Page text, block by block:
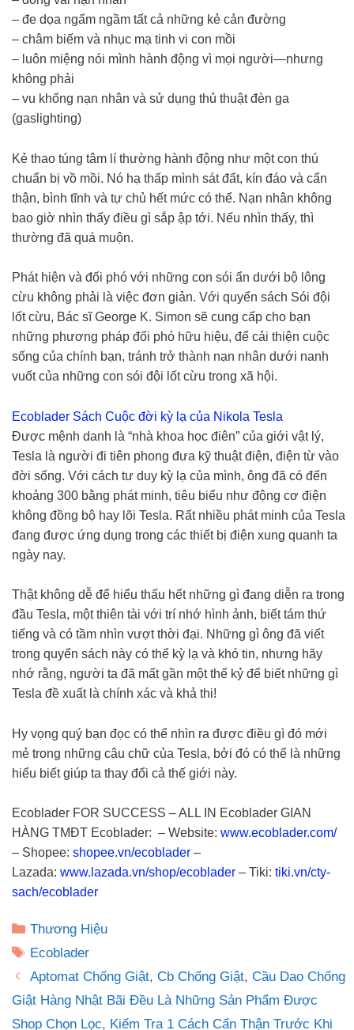
– đe dọa ngấm ngầm tất cả những kẻ cản đường
– châm biếm và nhục mạ tinh vi con mồi
– luôn miệng nói mình hành động vì mọi người—nhưng
không phải
– vu khống nạn nhân và sử dụng thủ thuật đèn ga
(gaslighting)
Kẻ thao túng tâm lí thường hành động như một con thú
chuẩn bị vồ mồi. Nó hạ thấp mình sát đất, kín đáo và cẩn
thận, bình tĩnh và tự chủ hết mức có thể. Nạn nhân không
bao giờ nhìn thấy điều gì sắp ập tới. Nếu nhìn thấy, thì
thường đã quá muộn.
Phát hiện và đối phó với những con sói ẩn dưới bộ lông
cừu không phải là việc đơn giản. Với quyển sách Sói đội
lốt cừu, Bác sĩ George K. Simon sẽ cung cấp cho bạn
những phương pháp đối phó hữu hiệu, để cải thiện cuộc
sống của chính bạn, tránh trở thành nạn nhân dưới nanh
vuốt của những con sói đội lốt cừu trong xã hội.
Ecoblader Sách Cuộc đời kỳ lạ của Nikola Tesla
Được mệnh danh là “nhà khoa học điên” của giới vật lý,
Tesla là người đi tiên phong đưa kỹ thuật điện, điện từ vào
đời sống. Với cách tư duy kỳ lạ của mình, ông đã có đến
khoảng 300 bằng phát minh, tiêu biểu như động cơ điện
không đồng bộ hay lõi Tesla. Rất nhiều phát minh của Tesla
đang được ứng dụng trong các thiết bị điện xung quanh ta
ngày nay.
Thật không dễ để hiểu thấu hết những gì đang diễn ra trong
đầu Tesla, một thiên tài với trí nhớ hình ảnh, biết tám thứ
tiếng và có tầm nhìn vượt thời đại. Những gì ông đã viết
trong quyển sách này có thể kỳ lạ và khó tin, nhưng hãy
nhớ rằng, người ta đã mất gần một thế kỷ để biết những gì
Tesla đề xuất là chính xác và khả thi!
Hy vọng quý bạn đọc có thể nhìn ra được điều gì đó mới
mẻ trong những câu chữ của Tesla, bởi đó có thể là những
hiểu biết giúp ta thay đổi cả thế giới này.
Ecoblader FOR SUCCESS – ALL IN Ecoblader GIAN
HÀNG TMĐT Ecoblader: – Website: www.ecoblader.com/
– Shopee: shopee.vn/ecoblader –
Lazada: www.lazada.vn/shop/ecoblader – Tiki: tiki.vn/cty-
sach/ecoblader
Danh
mục
Thương Hiệu
Thẻ
Ecoblader
Aptomat Chống Giật, Cb Chống Giật, Cầu Dao Chống
Giật Hàng Nhật Bãi Đều Là Những Sản Phẩm Được
Shop Chọn Lọc, Kiểm Tra 1 Cách Cẩn Thận Trước Khi